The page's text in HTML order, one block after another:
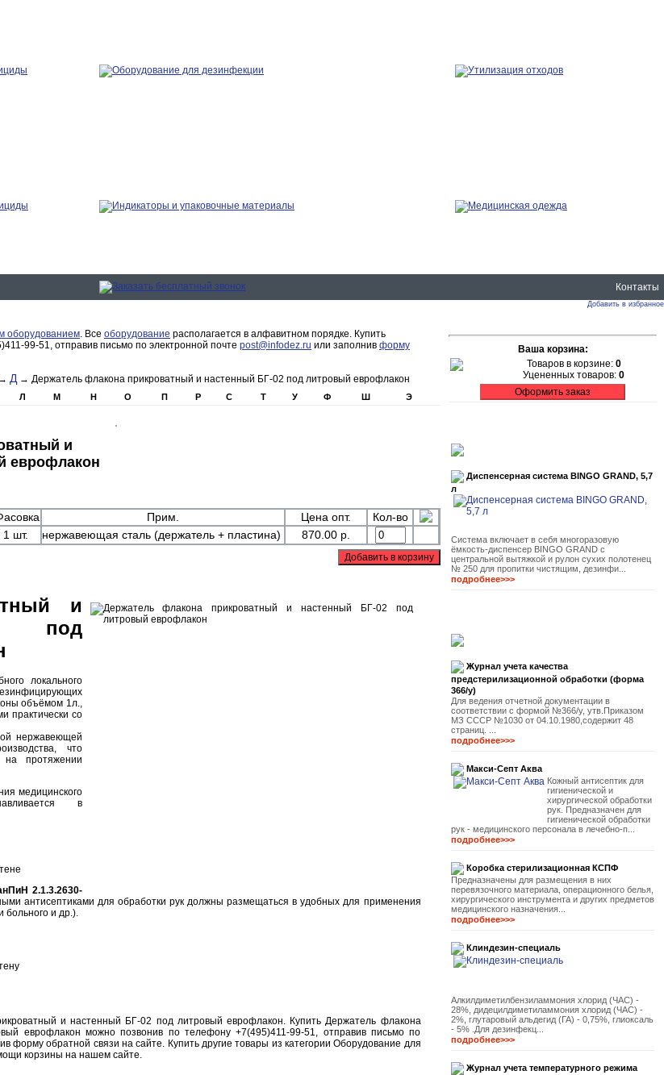
Контакты
Добавить в избранное
оборудованием. Все оборудование располагается в алфавитном порядке. Купить
99-51, отправив письмо по электронной почте post@infodez.ru или заполнив форму
→ Д→ Держатель флакона прикроватный и настенный БГ-02 под литровый еврофлакон
Л М Н О П Р С Т У Ф Ш Э
и
еврофлакон
Прим. Цена опт.
Кол-во
1 шт. нержавеющая сталь (держатель + пластина) 870.00 р.
и
под
локального
объёмом 1л.,
практически со
нержавеющей
что
на протяжении
медицинского
в
2.1.3.2630-
антисептиками для обработки рук должны размещаться в удобных для применения
больного и др.).
и настенный БГ-02 под литровый еврофлакон. Купить Держатель флакона
еврофлакон можно позвонив по телефону +7(495)411-99-51, отправив письмо по
форму обратной связи на сайте. Купить другие товары из категории Оборудование для
корзины на нашем сайте.
Ваша корзина:
Товаров в корзине: 0
Уцененных товаров: 0
Диспенсерная система BINGO GRAND, 5,7
л
Система включает в себя многоразовую
ёмкость-диспенсер BINGO GRAND с
центральной вытяжкой и рулон сухих полотенец
№ 250 для пропитки чистящим, дезинфи...
подробнее>>>
Журнал учета качества
предстерилизационной обработки (форма
366/у)
Для ведения отчетной документации в
соответствии с формой №366/у, утв.Приказом
МЗ СССР №1030 от 04.10.1980,содержит 48
страниц. ...
подробнее>>>
Макси-Септ Аква
Кожный антисептик для
гигиенической и
хирургической обработки
рук. Предназначен для
гигиенической обработки
рук - медицинского персонала в лечебно-п...
подробнее>>>
Коробка стерилизационная КСПФ
Предназначены для размещения в них
перевязочного материала, операционного белья,
хирургического инструмента и других предметов
медицинского назначения...
подробнее>>>
Клиндезин-специаль
Алкилдиметилбензиламмония хлорид (ЧАС) -
28%, дидецилдиметиламмония хлорид (ЧАС) -
2%, глутаровый альдегид (ГА) - 0,75%, глиоксаль
- 5% .Для дезинфекц...
подробнее>>>
Журнал учета температурного режима